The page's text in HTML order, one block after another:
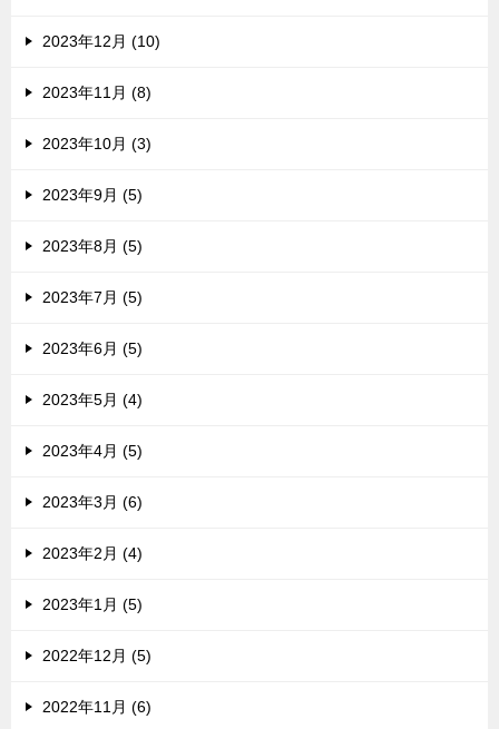
2023年12月 (10)
2023年11月 (8)
2023年10月 (3)
2023年9月 (5)
2023年8月 (5)
2023年7月 (5)
2023年6月 (5)
2023年5月 (4)
2023年4月 (5)
2023年3月 (6)
2023年2月 (4)
2023年1月 (5)
2022年12月 (5)
2022年11月 (6)